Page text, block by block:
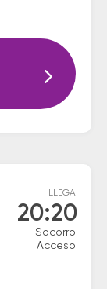
LLEGA
20:20
Socorro
Acceso